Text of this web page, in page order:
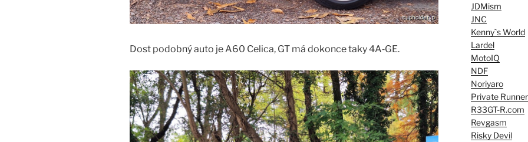
Dost podobný auto je A60 Celica, GT má dokonce taky 4A‑GE.
JDMism
JNC
Kenny`s World
Lardel
MotoIQ
NDF
Noriyaro
Private
R33GT-R.com
Revgasm
Risky Devil